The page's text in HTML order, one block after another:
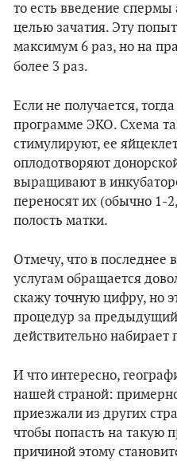
то есть введение
целью зачатия. Эту
максимум 6 раз, но на
более 3 раз.
Если не получается,
программе ЭКО. Схема
стимулируют, ее
оплодотворяют
выращивают в
переносят их (обычно 1-
полость матки.
Отмечу, что в
услугам обращается
скажу точную цифру, но
процедур за
действительно набирает
И что интересно,
нашей страной:
приезжали из других
чтобы попасть на такую
причиной этому